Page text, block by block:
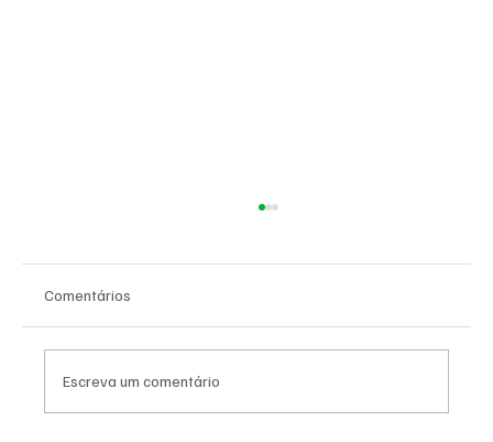
Comentários
Escreva um comentário